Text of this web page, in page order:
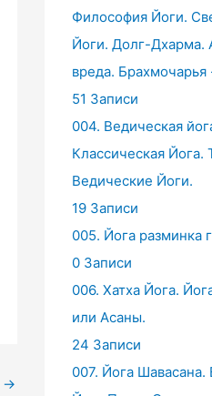
→
Философия Йоги.
Йоги. Долг-Дхарма.
вреда. Брахмочарья
51 Записи
004. Ведическая
Классическая Йога.
Ведические Йоги.
19 Записи
005. Йога разминка
0 Записи
006. Хатха Йога.
или Асаны.
24 Записи
007. Йога